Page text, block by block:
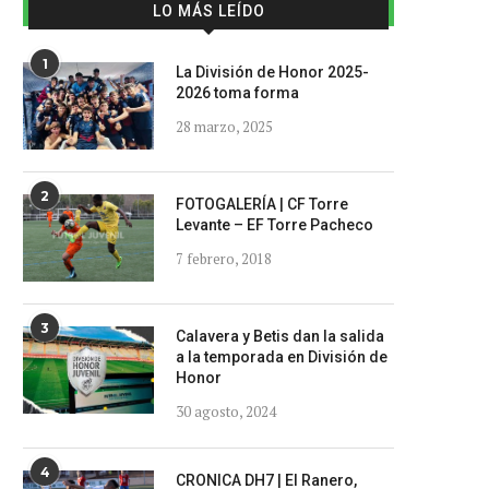
LO MÁS LEÍDO
1
La División de Honor 2025-
2026 toma forma
28 marzo, 2025
2
FOTOGALERÍA | CF Torre
Levante – EF Torre Pacheco
7 febrero, 2018
3
Calavera y Betis dan la salida
a la temporada en División de
Honor
30 agosto, 2024
4 CRONICA DH7 | El Ranero,